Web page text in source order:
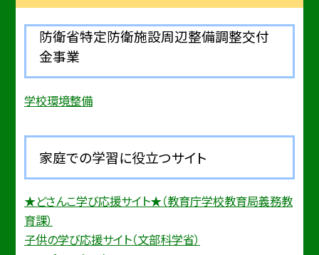
防衛省特定防衛施設周辺整備調整交付
金事業
学校環境整備
家庭での学習に役立つサイト
★どさんこ学び応援サイト★（教育庁学校教育局義務教
育課）
子供の学び応援サイト（文部科学省）